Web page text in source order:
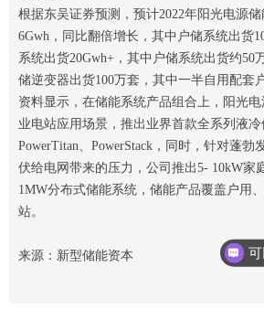
根据东吴证券预测，预计2022年阳光电源
6Gwh，同比翻倍增长，其中户储系统出货
系统出货20Gwh+，其中户储系统出货约50
储逆变器出货100万套，其中一半自用配套
资料显示，在储能系统产品组合上，阳光
业电站应用场景，推出业界首款全系列液
PowerTitan、PowerStack，同时，针对蓬勃
伏给电网带来的压力，公司推出5- 10kW家
1MW分布式储能系统，储能产品覆盖户用
站。
来源：新型储能资本